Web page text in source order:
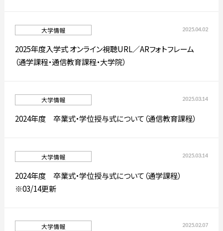
高校生・受験生の方
卒業生の方
日本 한국어
简体字
2025.04.02
大学情報
2025年度入学式 オンライン視聴URL／ARフォトフレーム
（通学課程・通信教育課程・大学院）
2025.03.14
大学情報
2024年度 卒業式・学位授与式について（通信教育課程）
2025.03.14
大学情報
2024年度 卒業式・学位授与式について（通学課程）
※03/14更新
2025.02.07
大学情報